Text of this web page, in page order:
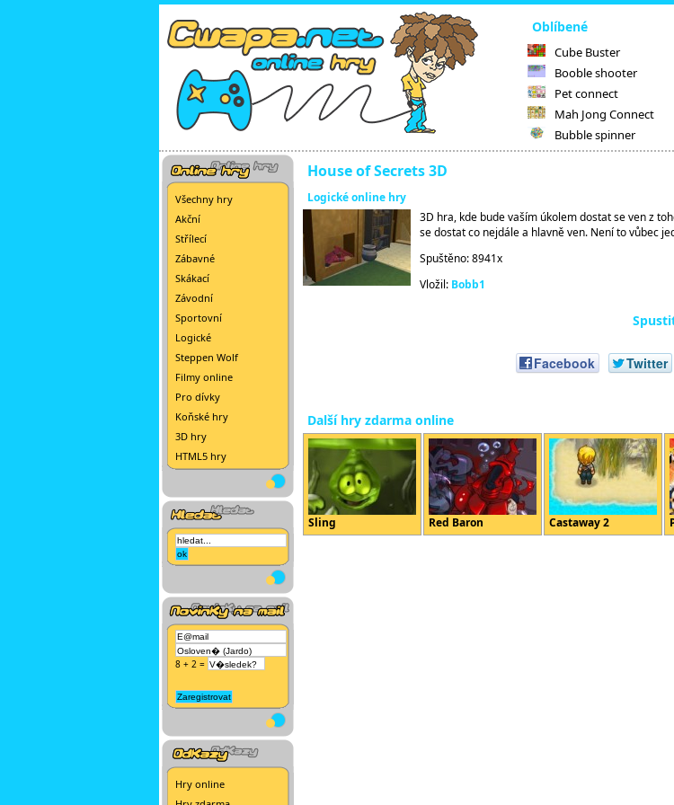
Oblíbené
Cube Buster
Booble shooter
Pet connect
Mah Jong Connect
Bubble spinner
Všechny hry
Akční
Střílecí
Zábavné
Skákací
Závodní
Sportovní
Logické
Steppen Wolf
Filmy online
Pro dívky
Koňské hry
3D hry
HTML5 hry
8 + 2 =
Hry online
House of Secrets 3D
Logické online hry
3D hra, kde bude vaším úkolem dostat se ven z
se dostat co nejdále a hlavně ven. Není to vůbec
Spuštěno: 8941x
Vložil: Bobb1
Facebook Twitter
Další hry zdarma online
Sling Red Baron Castaway 2